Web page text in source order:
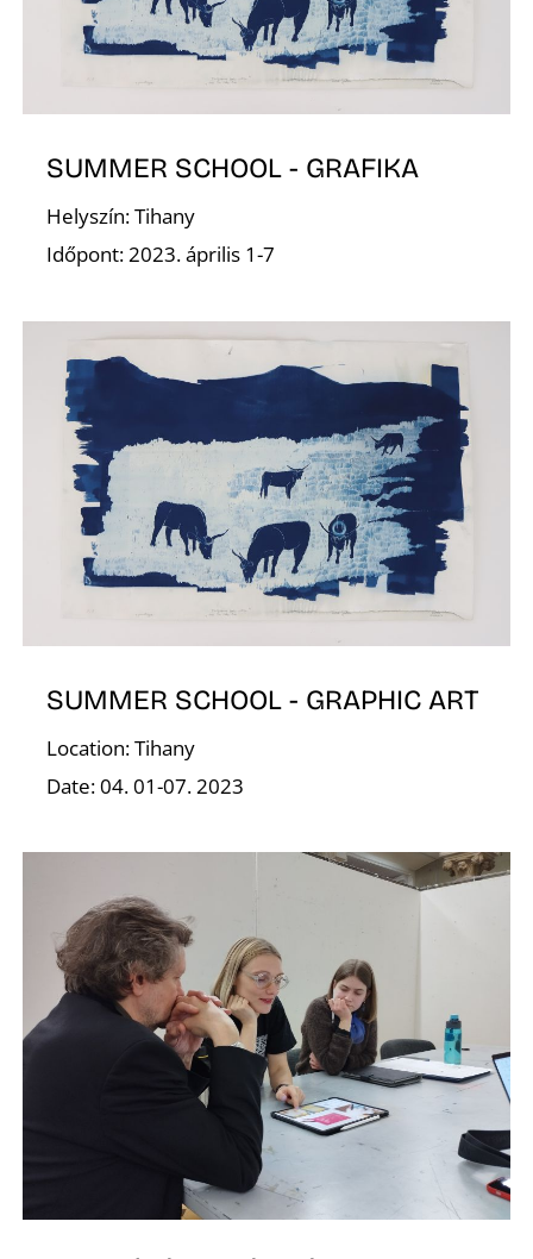
SUMMER SCHOOL - GRAFIKA
Helyszín: Tihany
Időpont: 2023. április 1-7
SUMMER SCHOOL - GRAPHIC ART
Location: Tihany
Date: 04. 01-07. 2023